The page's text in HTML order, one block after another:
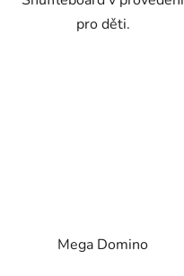
pro děti.
Mega Domino